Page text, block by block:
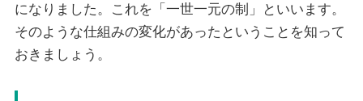
になりました。これを「一世一元の制」といいます。
そのような仕組みの変化があったということを知って
おきましょう。